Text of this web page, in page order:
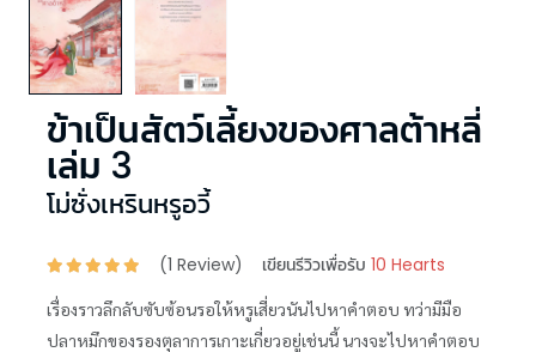
ข้าเป็นสัตว์เลี้ยงของศาลต้าหลี่
เล่ม 3
โม่ซั่งเหรินหรูอวี้
(1 Review) เขียนรีวิวเพื่อรับ 10 Hearts
เรื่องราวลึกลับซับซ้อนรอให้หรูเสี่ยวนันไปหาคำตอบ ทว่ามีมือ
ปลาหมึกของรองตุลาการเกาะเกี่ยวอยู่เช่นนี้ นางจะไปหาคำตอบ